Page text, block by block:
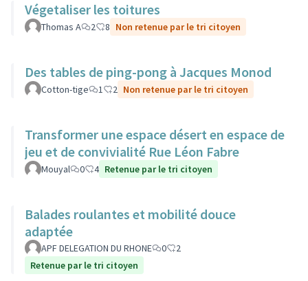
Végetaliser les toitures
Thomas A 2 8 Non retenue par le tri citoyen
Des tables de ping-pong à Jacques Monod
Cotton-tige 1 2 Non retenue par le tri citoyen
Transformer une espace désert en espace de
jeu et de convivialité Rue Léon Fabre
Mouyal 0 4 Retenue par le tri citoyen
Balades roulantes et mobilité douce
adaptée
APF DELEGATION DU RHONE 0
2
Retenue par le tri citoyen